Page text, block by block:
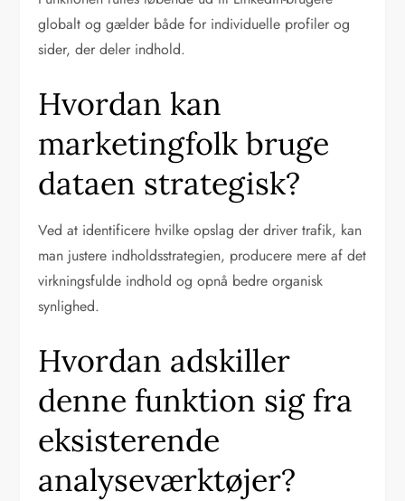
globalt og gælder både for individuelle profiler og
sider, der deler indhold.
Hvordan kan
marketingfolk bruge
dataen strategisk?
Ved at identificere hvilke opslag der driver trafik, kan
man justere indholdsstrategien, producere mere af det
virkningsfulde indhold og opnå bedre organisk
synlighed.
Hvordan adskiller
denne funktion sig fra
eksisterende
analyseværktøjer?